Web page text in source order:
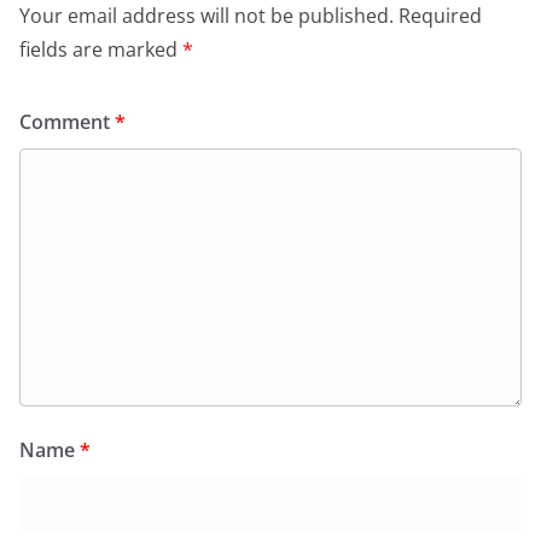
Your email address will not be published. Required
fields are marked *
Comment*
Name*